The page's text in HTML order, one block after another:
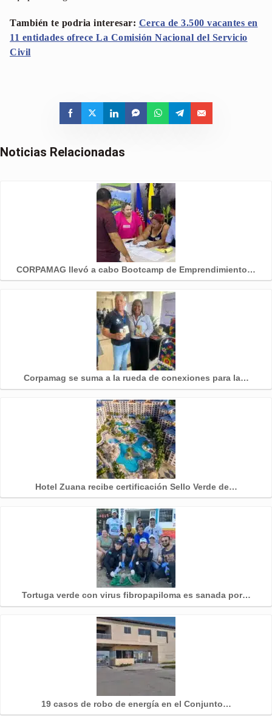
También te podria interesar: Cerca de 3.500 vacantes en
11 entidades ofrece La Comisión Nacional del Servicio
Civil
Noticias Relacionadas
CORPAMAG llevó a cabo Bootcamp de Emprendimiento…
Corpamag se suma a la rueda de conexiones para la…
Hotel Zuana recibe certificación Sello Verde de…
Tortuga verde con virus fibropapiloma es sanada por…
19 casos de robo de energía en el Conjunto…